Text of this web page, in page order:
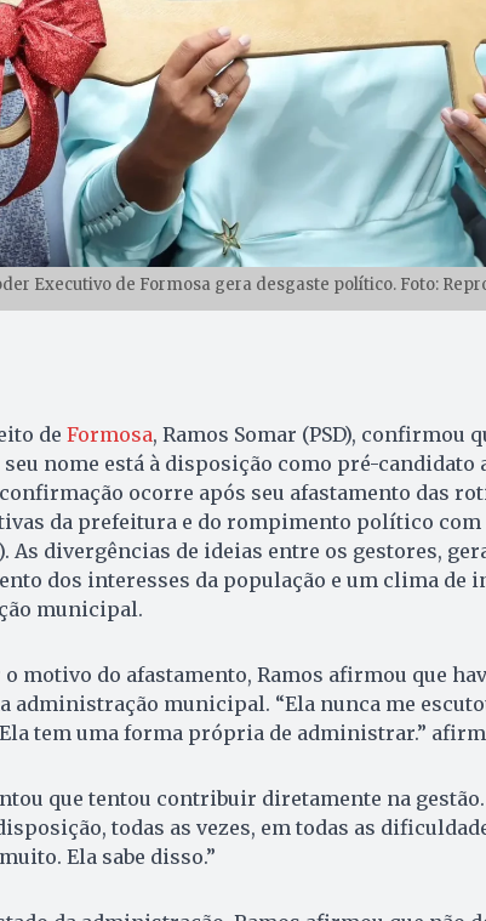
Executivo de Formosa gera desgaste político. Foto:
de Formosa, Ramos Somar (PSD), confirmou
seu nome está à disposição como pré-candidato
ocorre após seu afastamento das
da prefeitura e do rompimento político com
As divergências de ideias entre os gestores,
dos interesses da população e um clima de
municipal.
motivo do afastamento, Ramos afirmou que
administração municipal. “Ela nunca me
tem uma forma própria de administrar.”
que tentou contribuir diretamente na gestão.
todas as vezes, em todas as
Ela sabe disso.”